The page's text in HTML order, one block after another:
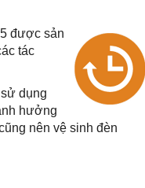
được sản
tác
dụng
hưởng
nên vệ sinh đèn